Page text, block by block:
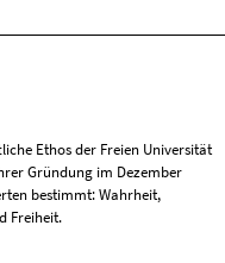
Ethos der Freien Universität
Gründung im Dezember
bestimmt: Wahrheit,
Freiheit.